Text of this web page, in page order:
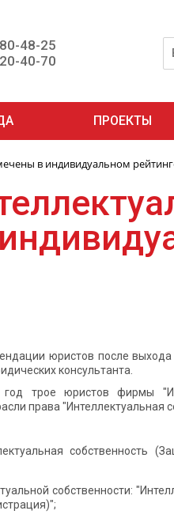
48-25
40-70
ПРОЕКТЫ
в индивидуальном
юристов после
консультанта.
трое юристов фирмы
права "Интеллектуальная
собственность
собственности: